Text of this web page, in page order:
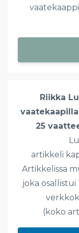
Riikka
25
artikkeli
Artikkelissa
joka osallistui
(koko